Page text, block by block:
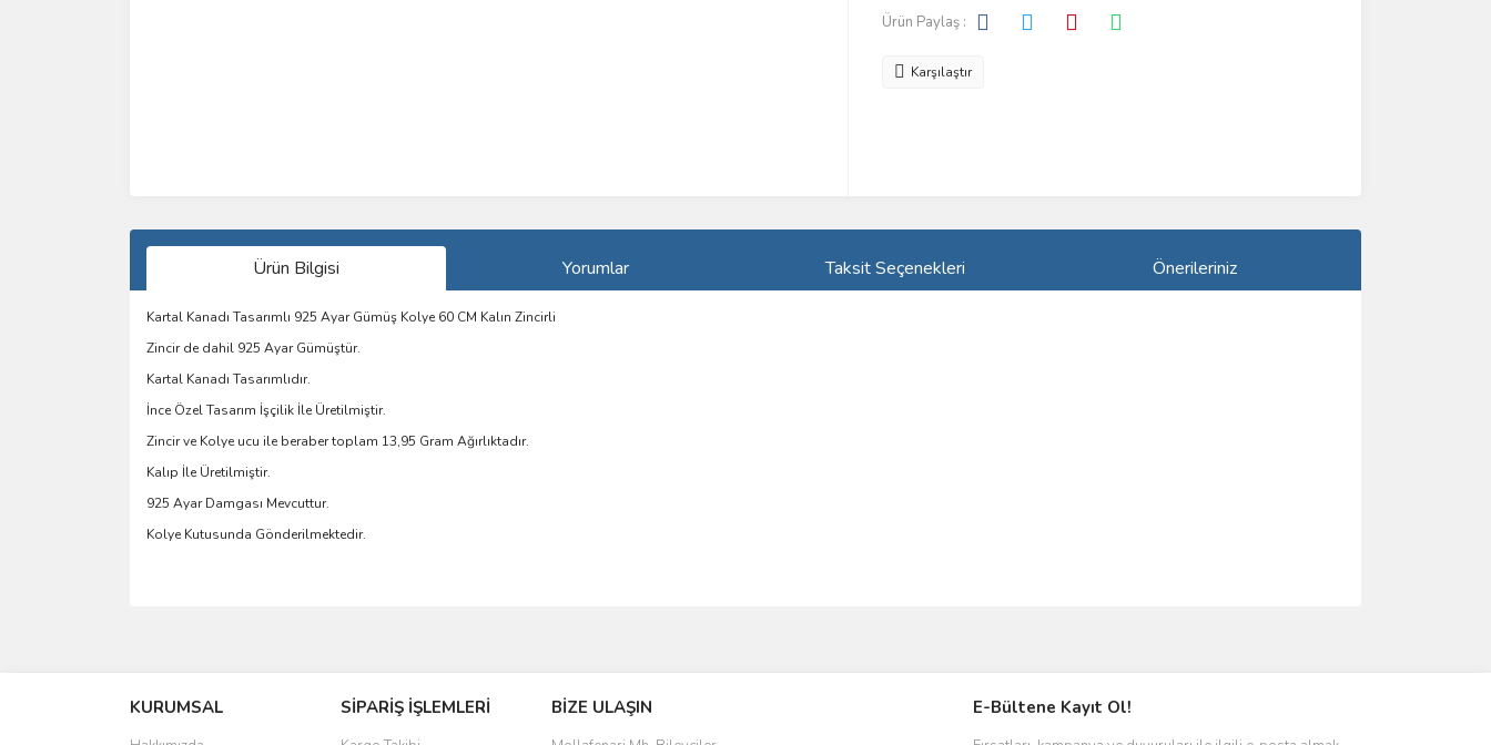
Ürün Paylaş :
Karşılaştır
Ürün Bilgisi Yorumlar Taksit Seçenekleri Önerileriniz
Kartal Kanadı Tasarımlı 925 Ayar Gümüş Kolye 60 CM Kalın Zincirli
Zincir de dahil 925 Ayar Gümüştür.
Kartal Kanadı Tasarımlıdır.
İnce Özel Tasarım İşçilik İle Üretilmiştir.
Zincir ve Kolye ucu ile beraber toplam 13,95 Gram Ağırlıktadır.
Kalıp İle Üretilmiştir.
925 Ayar Damgası Mevcuttur.
Kolye Kutusunda Gönderilmektedir.
Ürün resmi kalitesiz, bozuk veya görüntülenemiyor.
Ürün açıklamasında eksik bilgiler bulunuyor.
KURUMSAL SİPARİŞ İŞLEMLERİ BİZE ULAŞIN E-Bültene Kayıt Ol!